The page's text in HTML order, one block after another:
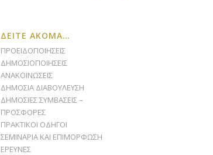
ΔΕΙΤΕ ΑΚΟΜΑ…
ΠΡΟΕΙΔΟΠΟΙΗΣΕΙΣ
ΔΗΜΟΣΙΟΠΟΙΗΣΕΙΣ
ΑΝΑΚΟΙΝΩΣΕΙΣ
ΔΗΜΟΣΙΑ ΔΙΑΒΟΥΛΕΥΣΗ
ΔΗΜΟΣΙΕΣ ΣΥΜΒΑΣΕΙΣ –
ΠΡΟΣΦΟΡΕΣ
ΠΡΑΚΤΙΚΟΙ ΟΔΗΓΟΙ
ΣΕΜΙΝΑΡΙΑ ΚΑΙ ΕΠΙΜΟΡΦΩΣΗ
ΕΡΕΥΝΕΣ